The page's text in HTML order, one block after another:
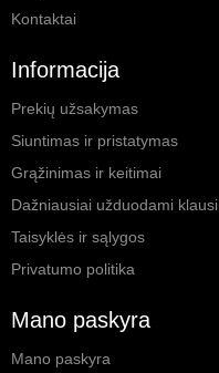
Kontaktai
Informacija
Prekių užsakymas
Siuntimas ir pristatymas
Grąžinimas ir keitimai
Dažniausiai užduodami
Taisyklės ir sąlygos
Privatumo politika
Mano paskyra
Mano paskyra